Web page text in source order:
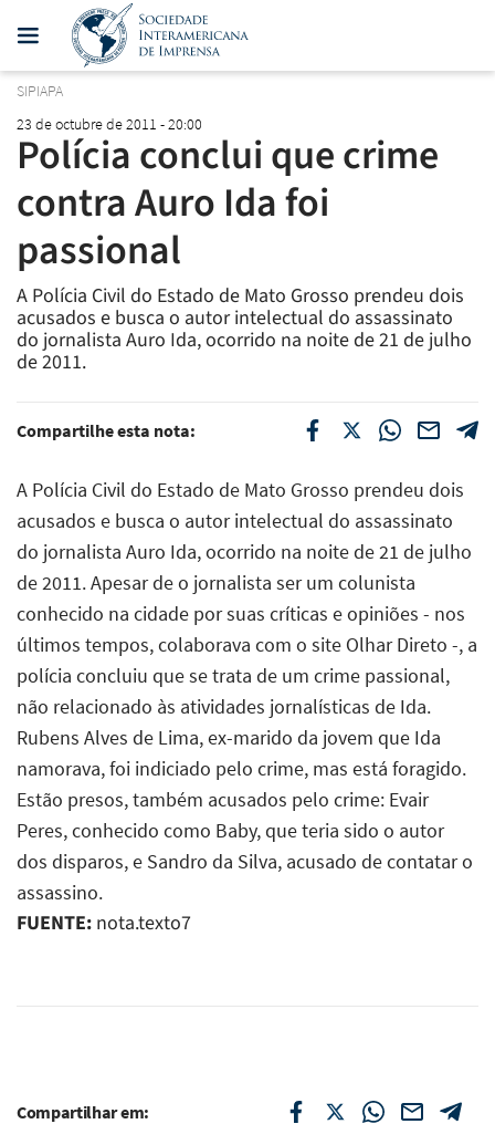
SIPIAPA
23 de octubre de 2011 - 20:00
Polícia conclui que crime
contra Auro Ida foi
passional
A Polícia Civil do Estado de Mato Grosso prendeu dois
acusados e busca o autor intelectual do assassinato
do jornalista Auro Ida, ocorrido na noite de 21 de julho
de 2011.
Compartilhe esta nota:
A Polícia Civil do Estado de Mato Grosso prendeu dois
acusados e busca o autor intelectual do assassinato
do jornalista Auro Ida, ocorrido na noite de 21 de julho
de 2011. Apesar de o jornalista ser um colunista
conhecido na cidade por suas críticas e opiniões - nos
últimos tempos, colaborava com o site Olhar Direto -, a
polícia concluiu que se trata de um crime passional,
não relacionado às atividades jornalísticas de Ida.
Rubens Alves de Lima, ex-marido da jovem que Ida
namorava, foi indiciado pelo crime, mas está foragido.
Estão presos, também acusados pelo crime: Evair
Peres, conhecido como Baby, que teria sido o autor
dos disparos, e Sandro da Silva, acusado de contatar o
assassino.
FUENTE: nota.texto7
Compartilhar em: